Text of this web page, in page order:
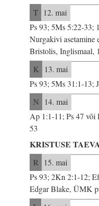
T 12. mai
Ps 93; 5Ms 5:22-33;
Nurgakivi asetamine
Bristolis, Inglismaal,
K
13. mai
Ps 93; 5Ms 31:1-13;
N
14. mai
Ap 1:1-11; Ps 47
53
KRISTUSE
R
15. mai
Ps 93; 2Kn 2:1-12;
Edgar Blake, ÜMK